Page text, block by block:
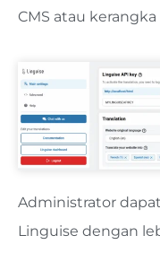
CMS atau
Administrator
Linguise dengan